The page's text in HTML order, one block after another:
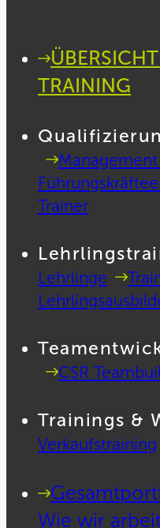
TRAINING
Trainer
Lehrlinge
CSR
Trainings &
Verkaufstraining
Wie wir